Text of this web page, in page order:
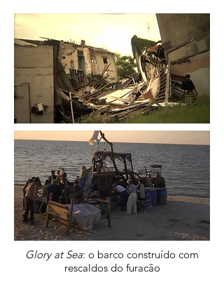
Glory at Sea: o barco construído com
rescaldos do furacão